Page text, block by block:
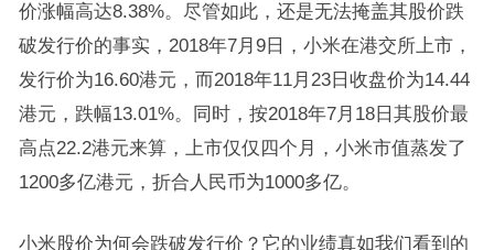
价涨幅高达8.38%。尽管如此，还是无法掩盖其股价跌
破发行价的事实，2018年7月9日，小米在港交所上市，
发行价为16.60港元，而2018年11月23日收盘价为14.44
港元，跌幅13.01%。同时，按2018年7月18日其股价最
高点22.2港元来算，上市仅仅四个月，小米市值蒸发了
1200多亿港元，折合人民币为1000多亿。
小米股价为何会跌破发行价？它的业绩真如我们看到的